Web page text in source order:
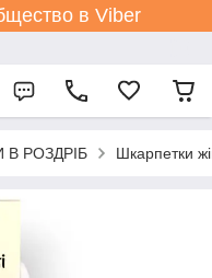
в Viber
В РОЗДРІБ Шкарпетки